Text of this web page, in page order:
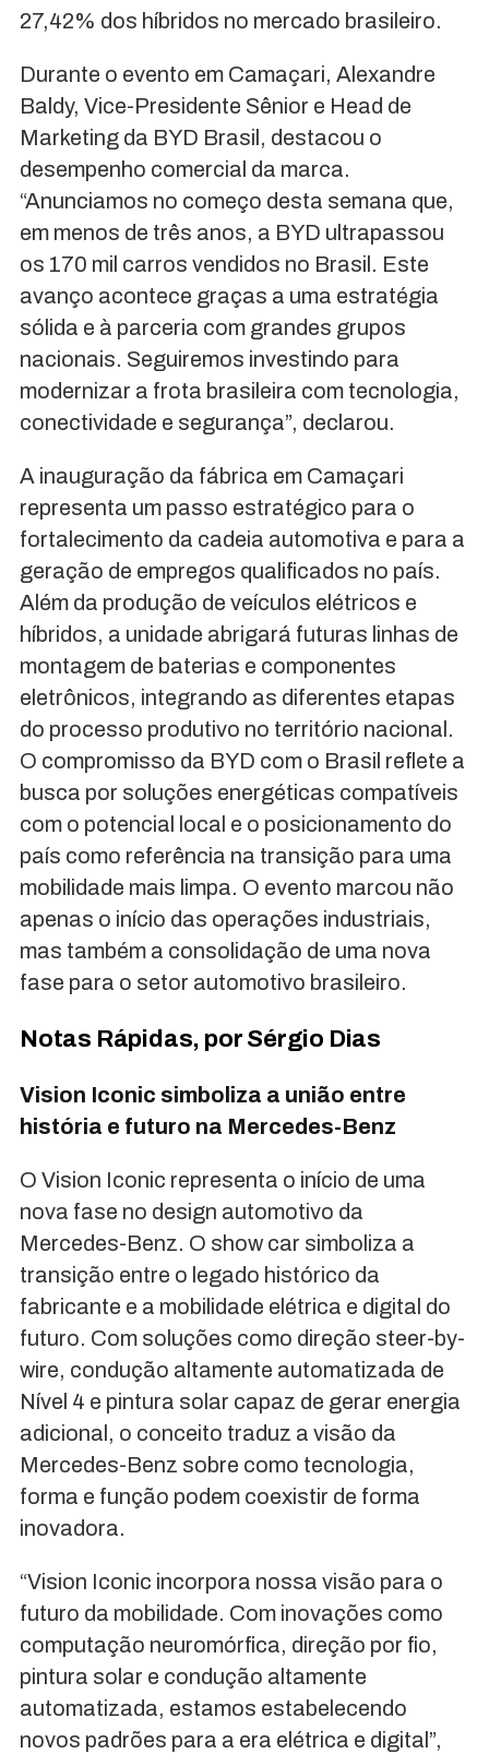
27,42% dos híbridos no mercado brasileiro.
Durante o evento em Camaçari, Alexandre
Baldy, Vice-Presidente Sênior e Head de
Marketing da BYD Brasil, destacou o
desempenho comercial da marca.
“Anunciamos no começo desta semana que,
em menos de três anos, a BYD ultrapassou
os 170 mil carros vendidos no Brasil. Este
avanço acontece graças a uma estratégia
sólida e à parceria com grandes grupos
nacionais. Seguiremos investindo para
modernizar a frota brasileira com tecnologia,
conectividade e segurança”, declarou.
A inauguração da fábrica em Camaçari
representa um passo estratégico para o
fortalecimento da cadeia automotiva e para a
geração de empregos qualificados no país.
Além da produção de veículos elétricos e
híbridos, a unidade abrigará futuras linhas de
montagem de baterias e componentes
eletrônicos, integrando as diferentes etapas
do processo produtivo no território nacional.
O compromisso da BYD com o Brasil reflete a
busca por soluções energéticas compatíveis
com o potencial local e o posicionamento do
país como referência na transição para uma
mobilidade mais limpa. O evento marcou não
apenas o início das operações industriais,
mas também a consolidação de uma nova
fase para o setor automotivo brasileiro.
Notas Rápidas, por Sérgio Dias
Vision Iconic simboliza a união entre
história e futuro na Mercedes-Benz
O Vision Iconic representa o início de uma
nova fase no design automotivo da
Mercedes-Benz. O show car simboliza a
transição entre o legado histórico da
fabricante e a mobilidade elétrica e digital do
futuro. Com soluções como direção steer-by-
wire, condução altamente automatizada de
Nível 4 e pintura solar capaz de gerar energia
adicional, o conceito traduz a visão da
Mercedes-Benz sobre como tecnologia,
forma e função podem coexistir de forma
inovadora.
“Vision Iconic incorpora nossa visão para o
futuro da mobilidade. Com inovações como
computação neuromórfica, direção por fio,
pintura solar e condução altamente
automatizada, estamos estabelecendo
novos padrões para a era elétrica e digital”,